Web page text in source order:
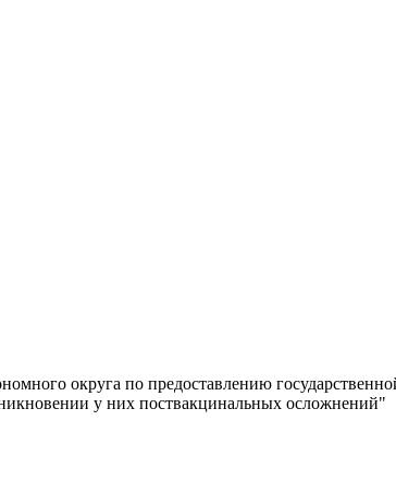
округа по предоставлению
у них поствакцинальных осложнений"